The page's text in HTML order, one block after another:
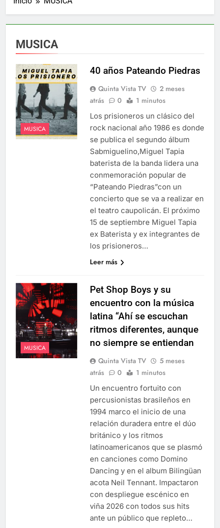
MUSICA
MUSICA
40 años Pateando Piedras
Quinta Vista TV
2 meses
atrás
0 1 minutos
Los prisioneros un clásico del
rock nacional año 1986 es donde
se publica el segundo álbum
Sabmiguelino,Miguel Tapia
baterista de la banda lidera una
conmemoración popular de
“Pateando Piedras”con un
concierto que se va a realizar en
el teatro caupolicán. El próximo
15 de septiembre Miguel Tapia
ex Baterista y ex integrantes de
los prisioneros…
Leer más
MUSICA
Pet Shop Boys y su
encuentro con la música
latina “Ahí se escuchan
ritmos diferentes, aunque
no siempre se entiendan
Quinta Vista TV
5 meses
atrás
0 1 minutos
Un encuentro fortuito con
percusionistas brasileños en
1994 marco el inicio de una
relación duradera entre el dúo
británico y los ritmos
latinoamericanos que se plasmó
en canciones como Domino
Dancing y en el album Bilingüan
acota Neil Tennant. Impactaron
con despliegue escénico en
viña 2026 con todos sus hits
ante un público que repleto…